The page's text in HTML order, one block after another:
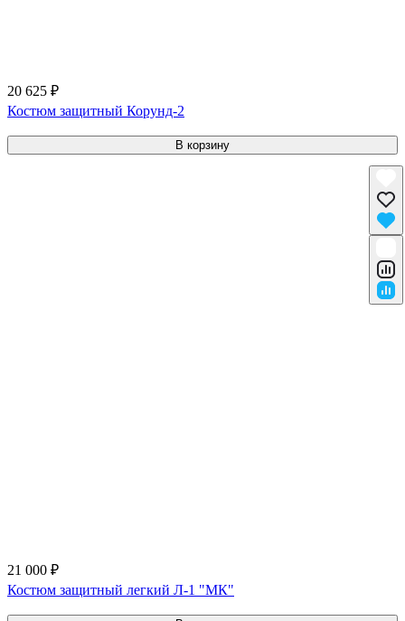
20 625 ₽
Костюм защитный Корунд-2
В корзину
21 000 ₽
Костюм защитный легкий Л-1 "МК"